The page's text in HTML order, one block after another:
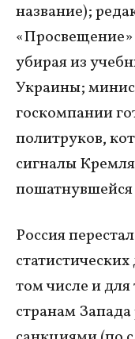
название);
«Просвещение»
убирая из
Украины;
госкомпании
политруков,
сигналы
Россия
том числе и
странам